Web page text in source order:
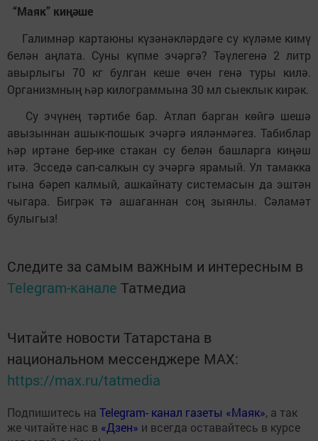
“Маяк” киңәше
Галимнәр картаюны күзәнәкләрдәге су күләме кимү
белән аңлата. Суны күпме эчәргә? Тәүлегенә 2 литр
авырлыгы 70 кг булган кеше өчен генә туры килә.
Организмның һәр килограммына 30 мл сыеклык кирәк.
Су эчүнең тәртибе бар. Атлап барган көйгә шешә
авызыннан ашык-пошык эчәргә ияләнмәгез. Табиблар
һәр иртәне бер-ике стакан су белән башларга киңәш
итә. Эсседә сап-салкын су эчәргә ярамый. Ул тамакка
гына бәреп калмый, ашкайнату системасын да эштән
чыгара. Бигрәк тә ашаганнан соң зыянлы. Сәламәт
булыгыз!
Следите за самым важным и интересным в
Telegram-канале Татмедиа
Читайте новости Татарстана в
национальном мессенджере MАХ:
https://max.ru/tatmedia
Подпишитесь на Telegram- канал газеты «Маяк», а так
же читайте нас в «Дзен» и всегда оставайтесь в курсе